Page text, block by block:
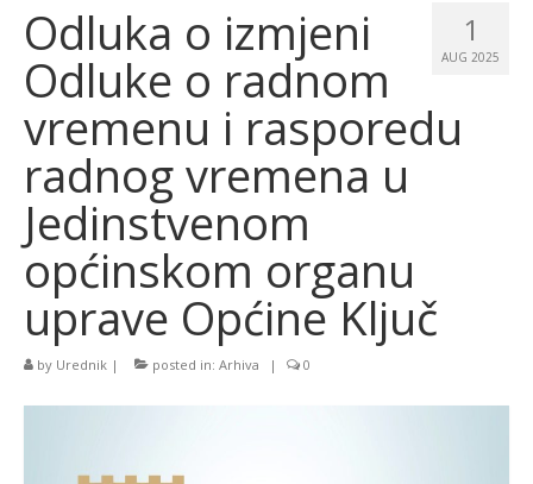
Službeni glasnici
Javne nabavke
Značajni datumi i manifestacije
Program energetske efikasnosti u stambenom
sektoru
1
AUG 2025
Odluka o izmjeni
Odluke o radnom
vremenu i rasporedu
radnog vremena u
Jedinstvenom
općinskom organu
uprave Općine Ključ
by Urednik | posted in: Arhiva | 0